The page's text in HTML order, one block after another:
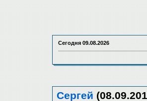
Сегодня 09.08.2026
Сергей